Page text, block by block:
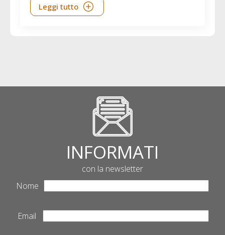
Leggi tutto
INFORMATI
con la newsletter
Nome
Email